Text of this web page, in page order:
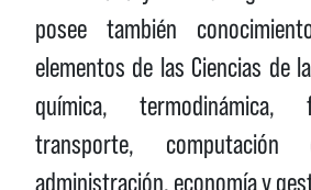
posee también
elementos de las Ciencias de
química, termodinámica,
transporte, computación
administración, economía y